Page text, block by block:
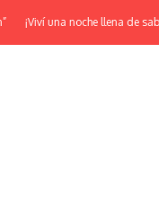
¡Viví una noche llena de sabores!